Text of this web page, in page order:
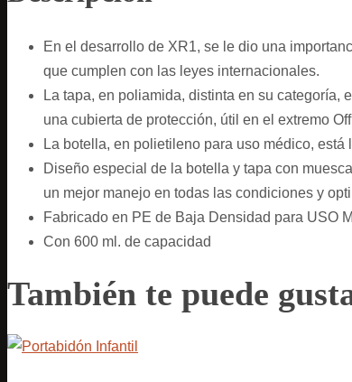
En el desarrollo de XR1, se le dio una
que cumplen con las leyes internacionales.
La tapa, en poliamida, distinta en su categoría,
una cubierta de protección, útil en el extremo
La botella, en polietileno para uso médico,
Diseño especial de la botella y tapa con
un mejor manejo en todas las condiciones y
Fabricado en PE de Baja Densidad para USO
Con 600 ml. de capacidad
También te puede